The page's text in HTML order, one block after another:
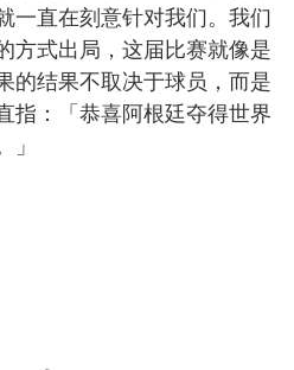
一直在刻意针对我们。我们
方式出局，这届比赛就像是
的结果不取决于球员，而是
指：「恭喜阿根廷夺得世界
」